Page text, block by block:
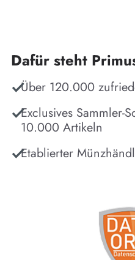
Dafür steht
Über 120.000
Exclusives Sammler-
10.000 Artikeln
Etablierter